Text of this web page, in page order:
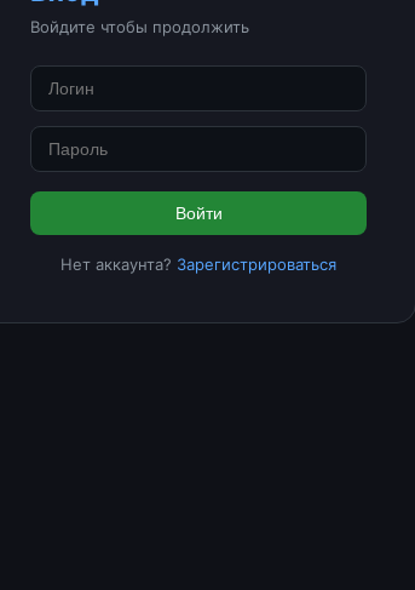
Войдите чтобы продолжить
Войти
Нет аккаунта? Зарегистрироваться